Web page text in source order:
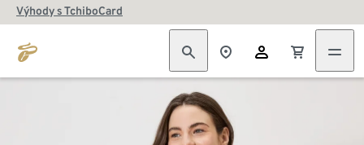
Výhody s TchiboCard